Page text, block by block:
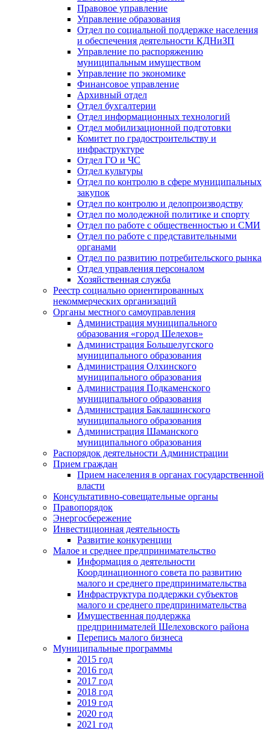
Правовое управление
Управление образования
Отдел по социальной поддержке населения
и обеспечения деятельности КДНиЗП
Управление по распоряжению
муниципальным имуществом
Управление по экономике
Финансовое управление
Архивный отдел
Отдел бухгалтерии
Отдел информационных технологий
Отдел мобилизационной подготовки
Комитет по градостроительству и
инфраструктуре
Отдел ГО и ЧС
Отдел культуры
Отдел по контролю в сфере муниципальных
закупок
Отдел по контролю и делопроизводству
Отдел по молодежной политике и спорту
Отдел по работе с общественностью и СМИ
Отдел по работе с представительными
органами
Отдел по развитию потребительского рынка
Отдел управления персоналом
Хозяйственная служба
Реестр социально ориентированных
некоммерческих организаций
Органы местного самоуправления
Администрация муниципального
образования «город Шелехов»
Администрация Большелугского
муниципального образования
Администрация Олхинского
муниципального образования
Администрация Подкаменского
муниципального образования
Администрация Баклашинского
муниципального образования
Администрация Шаманского
муниципального образования
Распорядок деятельности Администрации
Прием граждан
Прием населения в органах государственной
власти
Консультативно-совещательные органы
Правопорядок
Энергосбережение
Инвестиционная деятельность
Развитие конкуренции
Малое и среднее предпринимательство
Информация о деятельности
Координационного совета по развитию
малого и среднего предпринимательства
Инфраструктура поддержки субъектов
малого и среднего предпринимательства
Имущественная поддержка
предпринимателей Шелеховского района
Перепись малого бизнеса
Муниципальные программы
2015 год
2016 год
2017 год
2018 год
2019 год
2020 год
2021 год